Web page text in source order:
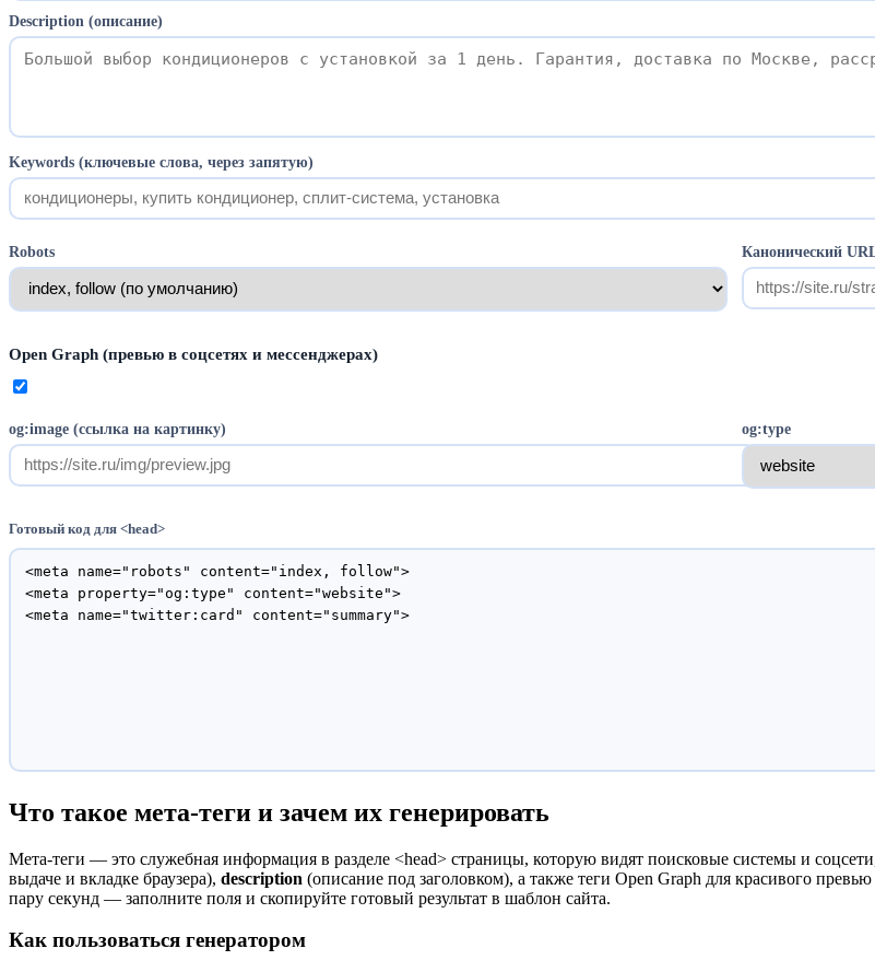
Description (описание)
Keywords (ключевые слова, через запятую)
Robots Канонический
Open Graph (превью в соцсетях и мессенджерах)
og:image (ссылка на картинку) og:type
Готовый код для <head>
Что такое мета-теги и зачем их генерировать
Мета-теги — это служебная информация в разделе <head> страницы, которую видят поисковые системы и
выдаче и вкладке браузера), description (описание под заголовком), а также теги Open Graph для красивого
пару секунд — заполните поля и скопируйте готовый результат в шаблон сайта.
Как пользоваться генератором